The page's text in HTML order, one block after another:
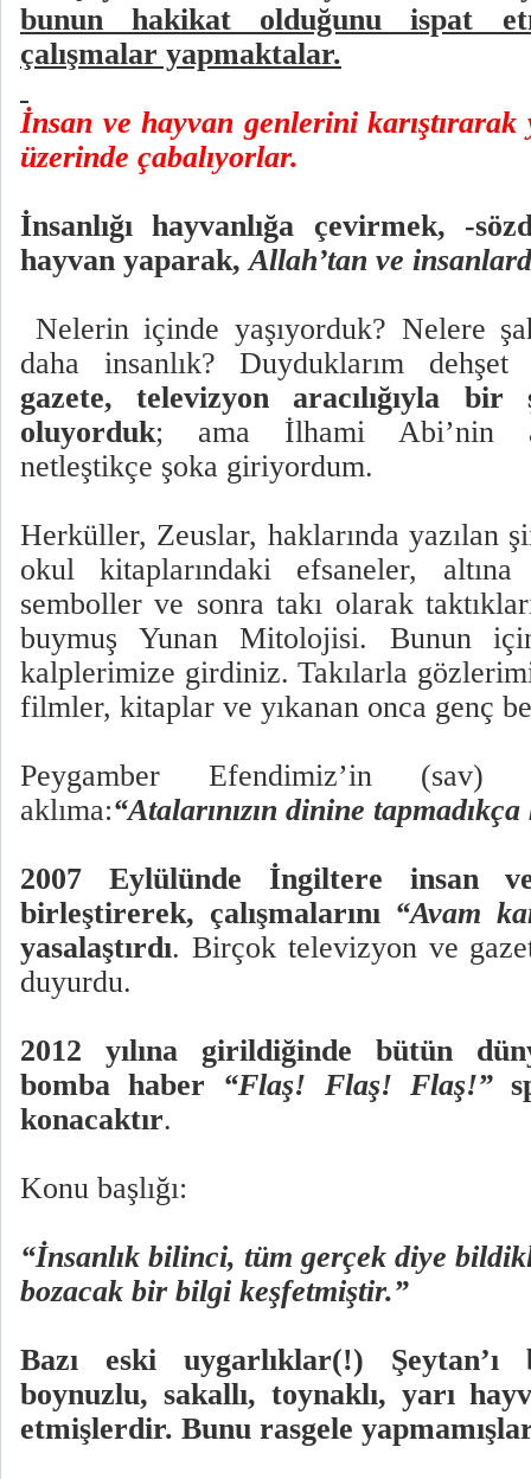
bunun hakikat olduğunu ispat
çalışmalar yapmaktalar.
İnsan ve hayvan genlerini
üzerinde çabalıyorlar.
İnsanlığı hayvanlığa çevirmek, -
hayvan yaparak, Allah’tan ve
Nelerin içinde yaşıyorduk? Nelere
daha insanlık? Duyduklarım
gazete, televizyon aracılığıyla bir
oluyorduk; ama İlhami Abi’nin
netleştikçe şoka giriyordum.
Herküller, Zeuslar, haklarında yazılan
okul kitaplarındaki efsaneler,
semboller ve sonra takı olarak
buymuş Yunan Mitolojisi. Bunun
kalplerimize girdiniz. Takılarla
filmler, kitaplar ve yıkanan onca genç
Peygamber Efendimiz’in
aklıma:“Atalarınızın dinine
2007 Eylülünde İngiltere insan
birleştirerek, çalışmalarını “Avam
yasalaştırdı. Birçok televizyon ve
duyurdu.
2012 yılına girildiğinde bütün
bomba haber “Flaş! Flaş! Flaş!”
konacaktır.
Konu başlığı:
“İnsanlık bilinci, tüm gerçek diye
bozacak bir bilgi keşfetmiştir.”
Bazı eski uygarlıklar(!)
boynuzlu, sakallı, toynaklı, yarı
etmişlerdir. Bunu rasgele